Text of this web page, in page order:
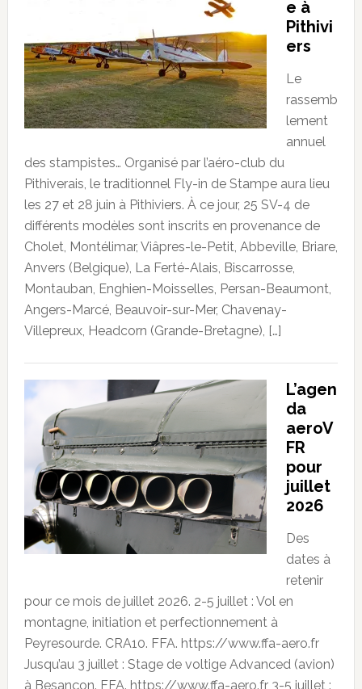
e à
Pithivi
ers
Le
rassemb
lement
annuel
des stampistes… Organisé par l’aéro-club du
Pithiverais, le traditionnel Fly-in de Stampe aura lieu
les 27 et 28 juin à Pithiviers. À ce jour, 25 SV-4 de
différents modèles sont inscrits en provenance de
Cholet, Montélimar, Viâpres-le-Petit, Abbeville, Briare,
Anvers (Belgique), La Ferté-Alais, Biscarrosse,
Montauban, Enghien-Moisselles, Persan-Beaumont,
Angers-Marcé, Beauvoir-sur-Mer, Chavenay-
Villepreux, Headcorn (Grande-Bretagne), […]
L’agen
da
aeroV
FR
pour
juillet
2026
Des
dates à
retenir
pour ce mois de juillet 2026. 2-5 juillet : Vol en
montagne, initiation et perfectionnement à
Peyresourde. CRA10. FFA. https://www.ffa-aero.fr
Jusqu’au 3 juillet : Stage de voltige Advanced (avion)
à Besançon. FFA. https://www.ffa-aero.fr 3-5 juillet :